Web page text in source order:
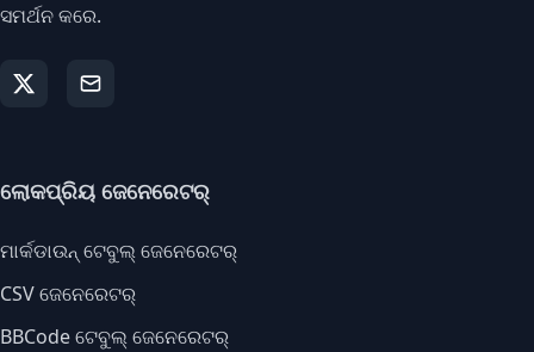
ସମର୍ଥନ କରେ.
ଲୋକପ୍ରିୟ ଜେନେରେଟର୍
ମାର୍କଡାଉନ୍ ଟେବୁଲ୍ ଜେନେରେଟର୍
CSV ଜେନେରେଟର୍
BBCode ଟେବୁଲ୍ ଜେନେରେଟର୍